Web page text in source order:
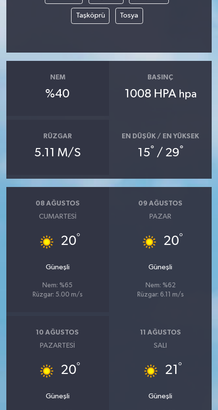
Taşköprü Tosya
NEM
%40
BASINÇ
1008 HPA hpa
RÜZGAR
5.11 M/S
EN DÜŞÜK / EN YÜKSEK
15° / 29°
08 AĞUSTOS
CUMARTESI
20°
Güneşli
Nem: %65
Rüzgar: 5.00 m/s
09 AĞUSTOS
PAZAR
20°
Güneşli
Nem: %62
Rüzgar: 6.11 m/s
10 AĞUSTOS
PAZARTESI
20°
Güneşli
11 AĞUSTOS
SALI
21 °
Güneşli